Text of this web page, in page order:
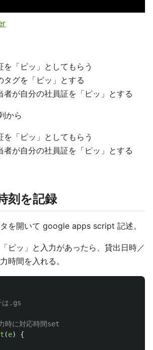
を「ピッ」としてもらう
タグを「ピッ」とする
者が自分の社員証を「ピッ」とする
から
を「ピッ」としてもらう
者が自分の社員証を「ピッ」とする
刻を記録
を開いて google apps script 記述。
ピッ」と入力があったら、貸出日時／
時間を入れる。
は.gs
時に対応時間set
(e)
{